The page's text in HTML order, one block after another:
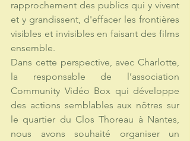
rapprochement des publics qui y vivent
et y grandissent, d'effacer les frontières
visibles et invisibles en faisant des films
ensemble.
Dans cette perspective, avec Charlotte,
la responsable de l’association
Community Vidéo Box qui développe
des actions semblables aux nôtres sur
le quartier du Clos Thoreau à Nantes,
nous avons souhaité organiser un